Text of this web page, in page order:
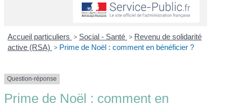
Accueil particuliers > Social - Santé > Revenu de solidarité
active (RSA) > Prime de Noël : comment en bénéficier ?
Question-réponse
Prime de Noël : comment en